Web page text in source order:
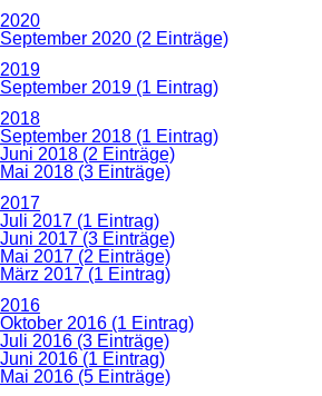
2020
September 2020 (2 Einträge)
2019
September 2019 (1 Eintrag)
2018
September 2018 (1 Eintrag)
Juni 2018 (2 Einträge)
Mai 2018 (3 Einträge)
2017
Juli 2017 (1 Eintrag)
Juni 2017 (3 Einträge)
Mai 2017 (2 Einträge)
März 2017 (1 Eintrag)
2016
Oktober 2016 (1 Eintrag)
Juli 2016 (3 Einträge)
Juni 2016 (1 Eintrag)
Mai 2016 (5 Einträge)